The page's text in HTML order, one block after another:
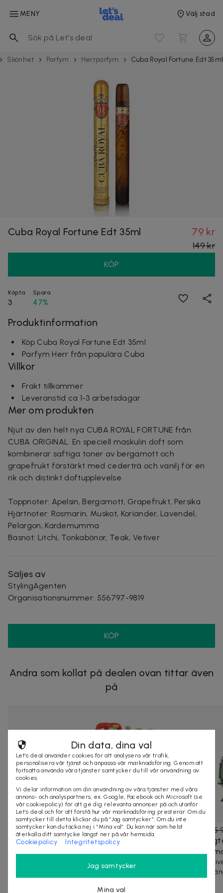
MENY Välj stad
Skönhet Parfym Herrparfym Cuba Royal Fortune Edt 35ml
Cuba Royal Fortune Edt 35ml 79 kr
149 kr
KÖP
Köpta
3
Spara
47%
Produktinformation
Köp Cuba Royal Fortune Edt 35ml
Parfym Herr från populära Cuba
Villkor
Frakt tillkommer
Leveranstid ca 1-3 arbetsdagar
Mer om produkten
Njut av den helt nya CUBA ROYAL FORTUNE från
CUBA ORIGINAL. En speciell maskulin doft som
kombinerar saftiga toner av bergamott och
grapefrukt förstärkt med cederträ och vanilj för en
rik och distinkt doftupplevelse.
Toppnoter: Apelsin, Bergamott, Grapefrukt, Persika
Hjärtnoter: Rosmarin, Muskot, Koriander, Lavendel,
Pelargon, Kardemumma
Basnot: Litchi, Tonkabönor, Teak, Vetiver
Säljes av
StylingAgenten
Organisationsnummer: 556797-9819
KÖP
Andra som kollat på dealen ovan tittar även
på
4 689 kr9 378 kr-50 %
Uppblåsbart slott för 3-8-åringar med fläkt,
rutschkana, studsmatta, pool, bärväska,
435x245x200 cm, flerfärgad
5
och
Allt-
och
Din data, dina val
Let’s deal använder cookies för att analysera vår trafik,
personalisera vår tjänst och anpassa vår marknadsföring. Genom att
fortsätta använda våra tjänster samtycker du till vår användning av
cookies.
Vi delar information om din användning av våra tjänster med våra
annons- och analyspartners, ex. Google, Facebook och Microsoft (se
vår cookiepolicy) för att ge dig relevanta annonser på och utanför
Let’s deal och för att förstå hur vår marknadsföring presterar. Om du
samtycker till detta klickar du på “Jag samtycker”. Om du inte
samtycker kan du tacka nej i “Mina val”. Du kan när som helst
återkalla ditt samtycke längst ner på vår hemsida.
Cookiepolicy Integritetspolicy
Jag samtycker
Mina val